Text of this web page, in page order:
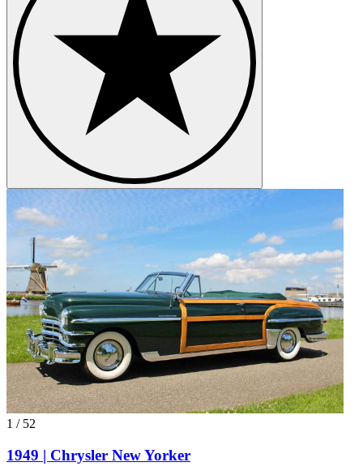
1 / 52
1949 | Chrysler New Yorker